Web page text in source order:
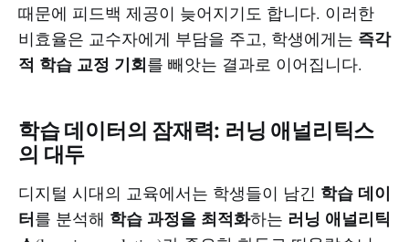
때문에 피드백 제공이 늦어지기도 합니다. 이러한
비효율은 교수자에게 부담을 주고, 학생에게는 즉각
적 학습 교정 기회를 빼앗는 결과로 이어집니다.
학습 데이터의 잠재력: 러닝 애널리틱스
의 대두
디지털 시대의 교육에서는 학생들이 남긴 학습 데이
터를 분석해 학습 과정을 최적화하는 러닝 애널리틱